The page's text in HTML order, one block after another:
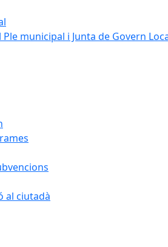
municipal i Junta de Govern
al ciutadà